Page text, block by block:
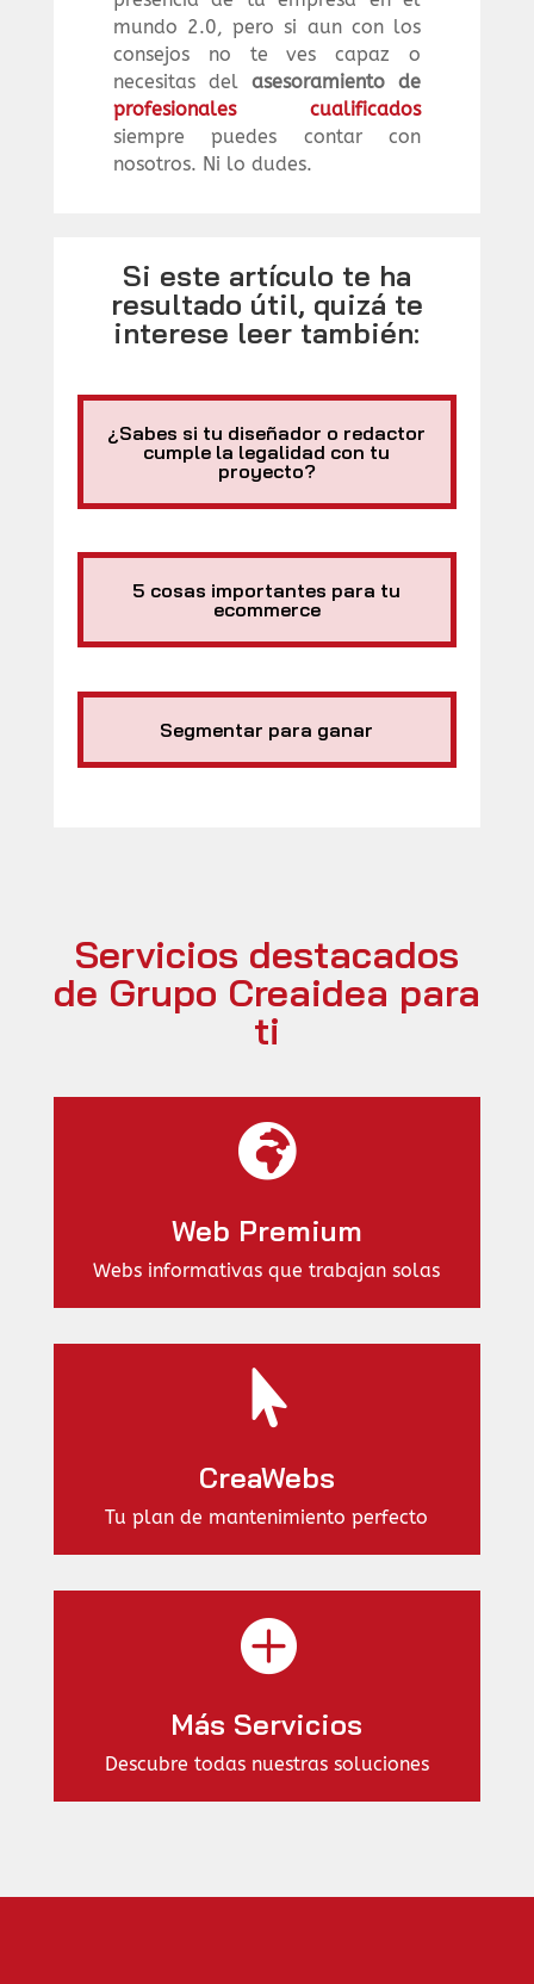
mundo 2.0, pero si aun con los
consejos no te ves capaz o
necesitas delasesoramiento de
profesionales cualificados
siempre puedes contar con
nosotros. Ni lo dudes.
Si este artículo te ha
resultado útil, quizá te
interese leer también:
¿Sabes si tu diseñador o redactor
cumple la legalidad con tu
proyecto?
5 cosas importantes para tu
ecommerce
Segmentar para ganar
Servicios destacados
de Grupo Creaidea para
ti

Web Premium
Webs informativas que trabajan solas

CreaWebs
Tu plan de mantenimiento perfecto

Más Servicios
Descubre todas nuestras soluciones